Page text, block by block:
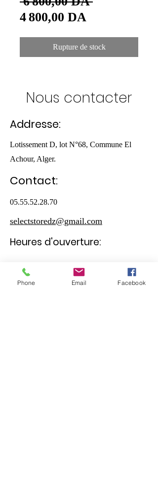
4 800,00 DA
Rupture de stock
Nous contacter
Addresse:
Lotissement D, lot N°68, Commune El
Achour, Alger.
Contact:
05.55.52.28.70
selectstoredz@gmail.com
Heures d'ouverture:
Samedi - Jeudi 10:30 – 19:00
Phone Email Facebook